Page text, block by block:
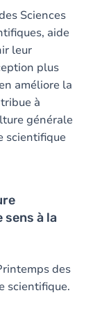
Sciences
aide
leur
plus
améliore la
à
générale
scientifique
à la
des
scientifique.